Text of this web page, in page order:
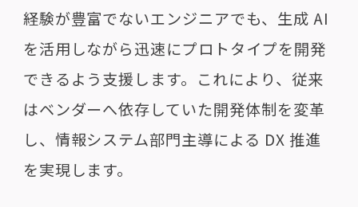
経験が豊富でないエンジニアでも、生成 AI
を活用しながら迅速にプロトタイプを開発
できるよう支援します。これにより、従来
はベンダーへ依存していた開発体制を変革
し、情報システム部門主導による DX 推進
を実現します。